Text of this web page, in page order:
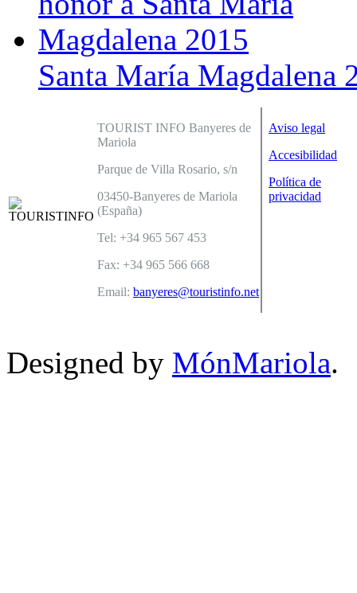
Santa María Magdalena
TOURIST INFO Banyeres de
Mariola
Parque de Villa Rosario, s/n
03450-Banyeres de Mariola
(España)
Tel: +34 965 567 453
Fax: +34 965 566 668
Email: banyeres@touristinfo.net
Aviso legal
Accesibilidad
Política de
privacidad
Designed by MónMariola.